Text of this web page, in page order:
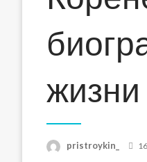
жизни
pristroykin_